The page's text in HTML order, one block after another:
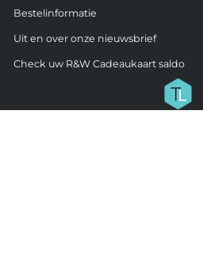
Bestelinformatie
Uit en over onze nieuwsbrief
Check uw R&W Cadeaukaart saldo